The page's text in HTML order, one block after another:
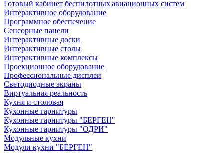
Готовый кабинет беспилотных авиационных систем
Интерактивное оборудование
Программное обеспечение
Сенсорные панели
Интерактивные доски
Интерактивные столы
Интерактивные комплексы
Проекционное оборудование
Профессиональные дисплеи
Светодиодные экраны
Виртуальная реальность
Кухня и столовая
Кухонные гарнитуры
Кухонные гарнитуры "БЕРГЕН"
Кухонные гарнитуры "ОДРИ"
Модульные кухни
Модули кухни "БЕРГЕН"